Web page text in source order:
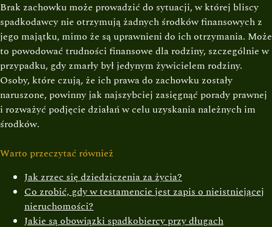
Brak zachowku może prowadzić do sytuacji, w której bliscy
spadkodawcy nie otrzymują żadnych środków finansowych z
jego majątku, mimo że są uprawnieni do ich otrzymania. Może
to powodować trudności finansowe dla rodziny, szczególnie w
przypadku, gdy zmarły był jedynym żywicielem rodziny.
Osoby, które czują, że ich prawa do zachowku zostały
naruszone, powinny jak najszybciej zasięgnąć porady prawnej
i rozważyć podjęcie działań w celu uzyskania należnych im
środków.
Warto przeczytać również
Jak zrzec się dziedziczenia za życia?
Co zrobić, gdy w testamencie jest zapis o nieistniejącej
nieruchomości?
Jakie są obowiązki spadkobiercy przy długach